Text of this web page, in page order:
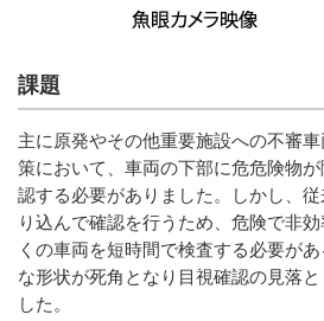
課題
主に原発やその他重要施設への不審
策において、車両の下部に危危険物
認する必要がありました。しかし、
り込んで確認を行うため、危険で非
くの車両を短時間で検査する必要が
な形状が死角となり目視確認の見落
した。